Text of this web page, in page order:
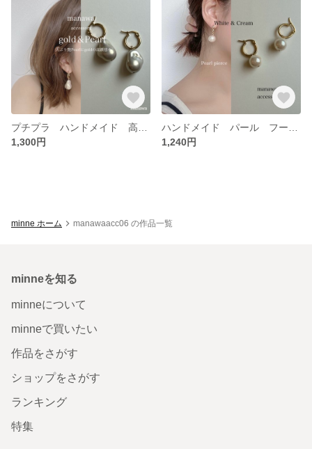
1,300円
1,240円
minne ホーム manawaacc06 の作品一覧
minneを知る
minneについて
minneで買いたい
作品をさがす
ショップをさがす
ランキング
特集